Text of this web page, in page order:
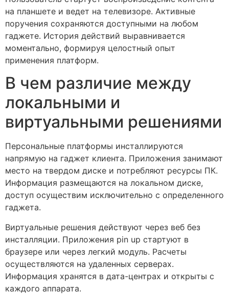
на планшете и ведет на телевизоре. Активные
поручения сохраняются доступными на любом
гаджете. История действий выравнивается
моментально, формируя целостный опыт
применения платформ.
В чем различие между
локальными и
виртуальными решениями
Персональные платформы инсталлируются
напрямую на гаджет клиента. Приложения занимают
место на твердом диске и потребляют ресурсы ПК.
Информация размещаются на локальном диске,
доступ осуществим исключительно с определенного
гаджета.
Виртуальные решения действуют через веб без
инсталляции. Приложения pin up стартуют в
браузере или через легкий модуль. Расчеты
осуществляются на удаленных серверах.
Информация хранятся в дата-центрах и открыты с
каждого аппарата.